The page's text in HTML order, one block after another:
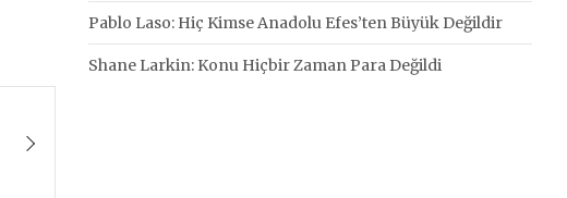
Pablo Laso: Hiç Kimse Anadolu Efes’ten Büyük Değildir
Shane Larkin: Konu Hiçbir Zaman Para Değildi